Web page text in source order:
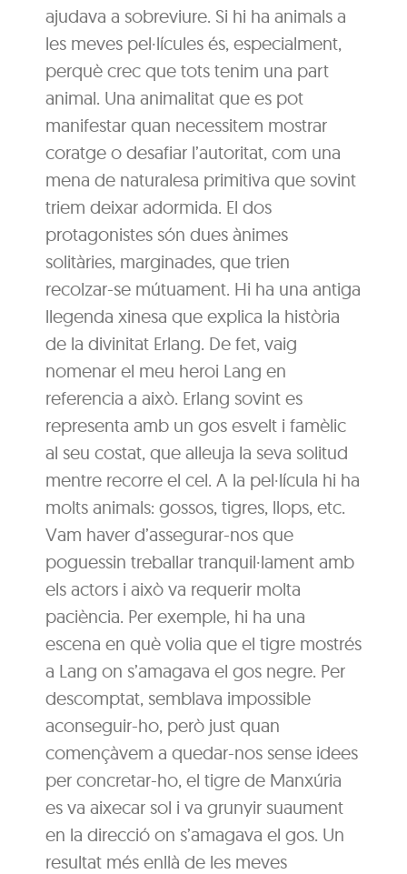
ajudava a sobreviure. Si hi ha animals a
les meves pel·lícules és, especialment,
perquè crec que tots tenim una part
animal. Una animalitat que es pot
manifestar quan necessitem mostrar
coratge o desafiar l’autoritat, com una
mena de naturalesa primitiva que sovint
triem deixar adormida. El dos
protagonistes són dues ànimes
solitàries, marginades, que trien
recolzar-se mútuament. Hi ha una antiga
llegenda xinesa que explica la història
de la divinitat Erlang. De fet, vaig
nomenar el meu heroi Lang en
referencia a això. Erlang sovint es
representa amb un gos esvelt i famèlic
al seu costat, que alleuja la seva solitud
mentre recorre el cel. A la pel·lícula hi ha
molts animals: gossos, tigres, llops, etc.
Vam haver d’assegurar-nos que
poguessin treballar tranquil·lament amb
els actors i això va requerir molta
paciència. Per exemple, hi ha una
escena en què volia que el tigre mostrés
a Lang on s’amagava el gos negre. Per
descomptat, semblava impossible
aconseguir-ho, però just quan
començàvem a quedar-nos sense idees
per concretar-ho, el tigre de Manxúria
es va aixecar sol i va grunyir suaument
en la direcció on s’amagava el gos. Un
resultat més enllà de les meves